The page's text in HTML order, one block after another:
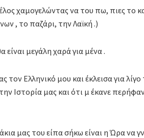
χαμογελώντας να του πω, πιες το
, το παζάρι, την Λαϊκή .)
είναι μεγάλη χαρά για μένα .
τον Ελληνικό μου και έκλεισα για
Ιστορία μας και ότι μ έκανε
μας του είπα σήκω είναι η Ώρα να